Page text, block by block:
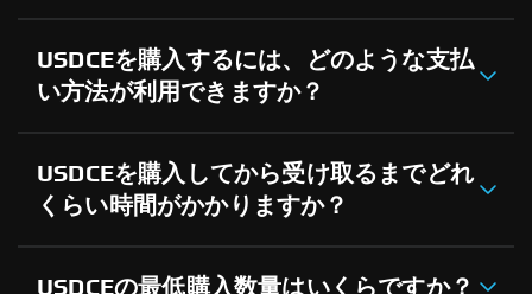
USDCEを購入するには、どのような支払
い方法が利用できますか？
USDCEを購入してから受け取るまでどれ
くらい時間がかかりますか？
USDCEの最低購入数量はいくらですか？